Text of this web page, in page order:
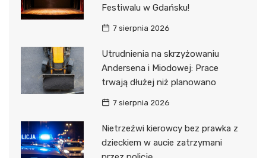
Festiwalu w Gdańsku!
7 sierpnia 2026
Utrudnienia na skrzyżowaniu
Andersena i Miodowej: Prace
trwają dłużej niż planowano
7 sierpnia 2026
Nietrzeźwi kierowcy bez prawka z
dzieckiem w aucie zatrzymani